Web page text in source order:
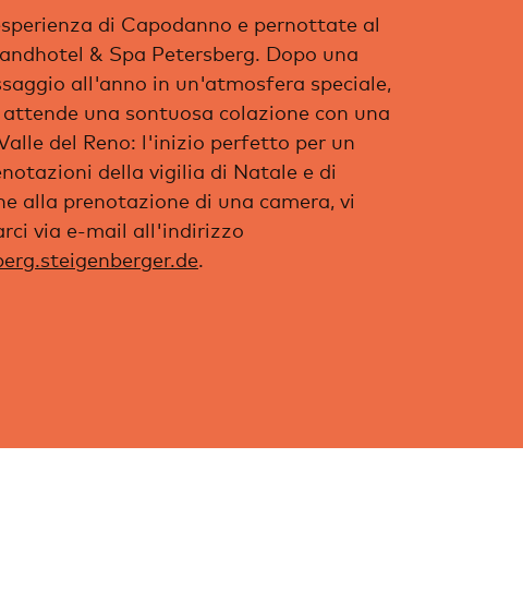
di Capodanno e pernottate al
& Spa Petersberg. Dopo una
all'anno in un'atmosfera speciale,
una sontuosa colazione con una
del Reno: l'inizio perfetto per un
della vigilia di Natale e di
alla prenotazione di una camera, vi
via e-mail all'indirizzo
.